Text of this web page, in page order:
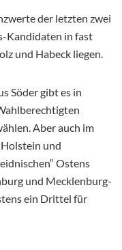
der letzten zwei
Kandidaten in fast
und Habeck liegen.
Söder gibt es in
Aber auch im
und
Ostens
und Mecklenburg-
ein Drittel für